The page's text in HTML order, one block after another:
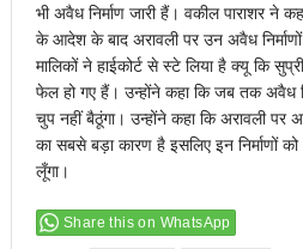
भी अवैध निर्माण जारी हैं। वकील पाराशर ने
के आदेश के बाद अरावली पर उन अवैध
मालिकों ने हाईकोर्ट से स्टे लिया है क्यू कि
फेल हो गए हैं। उन्होंने कहा कि जब तक अवैध
चुप नहीं बैठूंगा। उन्होंने कहा कि अरावली पर
का सबसे बड़ा कारण है इसलिए इन निर्माणों
लूँगा।
Share this on WhatsApp